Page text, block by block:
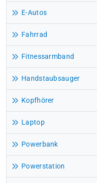
E-Autos
Fahrrad
Fitnessarmband
Handstaubsauger
Kopfhörer
Laptop
Powerbank
Powerstation